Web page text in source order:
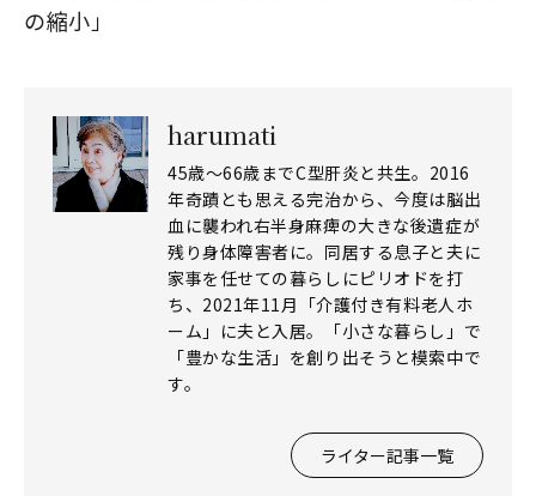
の縮小」
harumati
45歳～66歳までC型肝炎と共生。2016
年奇蹟とも思える完治から、今度は脳出
血に襲われ右半身麻痺の大きな後遺症が
残り身体障害者に。同居する息子と夫に
家事を任せての暮らしにピリオドを打
ち、2021年11月「介護付き有料老人ホ
ーム」に夫と入居。「小さな暮らし」で
「豊かな生活」を創り出そうと模索中で
す。
ライター記事一覧